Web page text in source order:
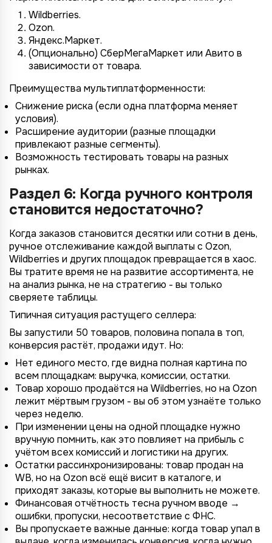
Wildberries.
Ozon.
Яндекс.Маркет.
(Опционально) СберМегаМаркет или Авито в
зависимости от товара.
Преимущества мультиплатформенности:
Снижение риска (если одна платформа меняет
условия).
Расширение аудитории (разные площадки
привлекают разные сегменты).
Возможность тестировать товары на разных
рынках.
Раздел 6: Когда ручного контроля
становится недостаточно?
Когда заказов становится десятки или сотни в день,
ручное отслеживание каждой выплаты с Ozon,
Wildberries и других площадок превращается в хаос.
Вы тратите время не на развитие ассортимента, не
на анализ рынка, не на стратегию - вы только
сверяете таблицы.
Типичная ситуация растущего селлера:
Вы запустили 50 товаров, половина попала в топ,
конверсия растёт, продажи идут. Но:
Нет единого место, где видна полная картина по
всем площадкам: выручка, комиссии, остатки.
Товар хорошо продаётся на Wildberries, но на Ozon
лежит мёртвым грузом - вы об этом узнаёте только
через неделю.
При изменении цены на одной площадке нужно
вручную помнить, как это повлияет на прибыль с
учётом всех комиссий и логистики на других.
Остатки рассинхронизированы: товар продан на
WB, но на Ozon всё ещё висит в каталоге, и
приходят заказы, которые вы выполнить не можете.
Финансовая отчётность тесна ручном вводе →
ошибки, пропуски, несоответствие с ФНС.
Вы пропускаете важные данные: когда товар упал в